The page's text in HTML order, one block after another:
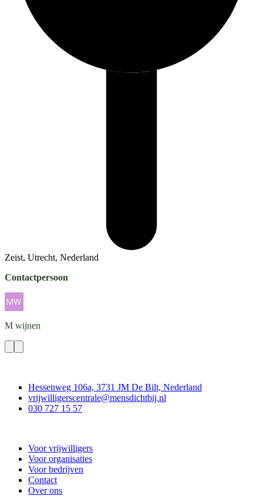
Zeist, Utrecht, Nederland
Contactpersoon
M wijnen
Hessenweg 106a, 3731 JM De Bilt, Nederland
vrijwilligerscentrale@mensdichtbij.nl
030 727 15 57
Voor vrijwilligers
Voor organisaties
Voor bedrijven
Contact
Over ons